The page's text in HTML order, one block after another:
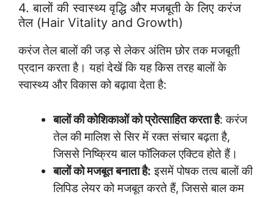
4. बालों की स्वास्थ्य वृद्धि और मजबूती के लिए करंज
तेल (Hair Vitality and Growth)
करंज तेल बालों की जड़ से लेकर अंतिम छोर तक मजबूती
प्रदान करता है। यहां देखें कि यह किस तरह बालों के
स्वास्थ्य और विकास को बढ़ावा देता है:
बालों की कोशिकाओं को प्रोत्साहित करता है: करंज
तेल की मालिश से सिर में रक्त संचार बढ़ता है,
जिससे निष्क्रिय बाल फॉलिकल एक्टिव होते हैं।
बालों को मजबूत बनाता है: इसमें पोषक तत्व बालों की
लिपिड लेयर को मजबूत करते हैं, जिससे बाल कम